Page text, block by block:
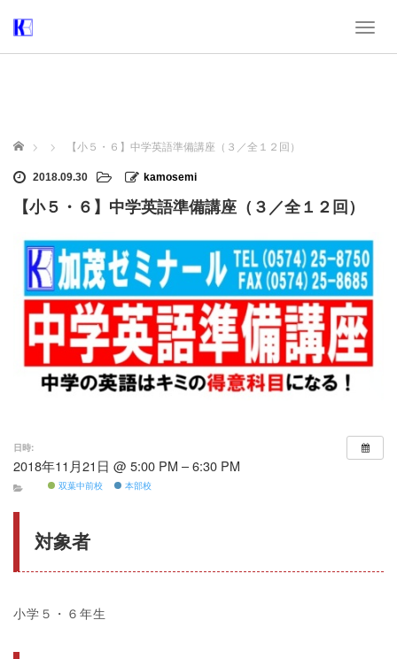
T
t
i
o
n
ホーム 【小５・６】中学英語準備講座（３／全１２回）
2018.09.30 kamosemi
【小５・６】中学英語準備講座（３／全１２回）
日時:
2018年11月21日 @ 5:00 PM – 6:30 PM
双葉中前校 本部校
対象者
小学５・６年生